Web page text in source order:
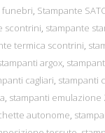
funebri, Stampante
scontrini, stampante
termica scontrini,
argox,
cagliari, stampanti
, stampanti emulazione
autonome,